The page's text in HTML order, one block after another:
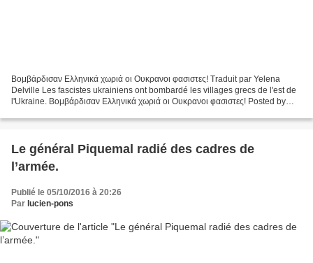
Βομβάρδισαν Ελληνικά χωριά οι Ουκρανοι φασιστες! Traduit par Yelena
Delville Les fascistes ukrainiens ont bombardé les villages grecs de l'est de
l'Ukraine. Βομβάρδισαν Ελληνικά χωριά οι Ουκρανοι φασιστες! Posted by
Le général Piquemal radié des cadres de
l’armée.
Publié le 05/10/2016 à 20:26
Par lucien-pons